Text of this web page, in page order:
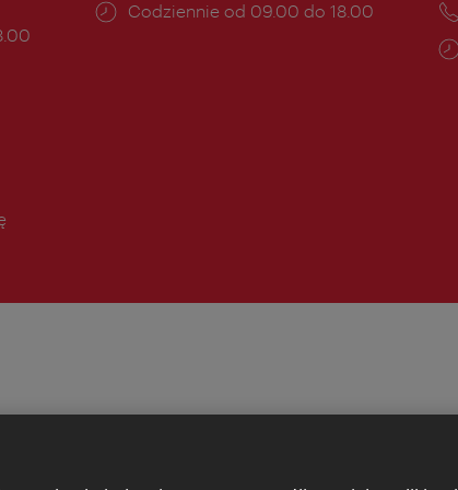
Godziny
Codziennie od 09.00 do 18.00